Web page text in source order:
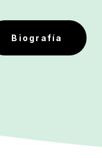
Biografía